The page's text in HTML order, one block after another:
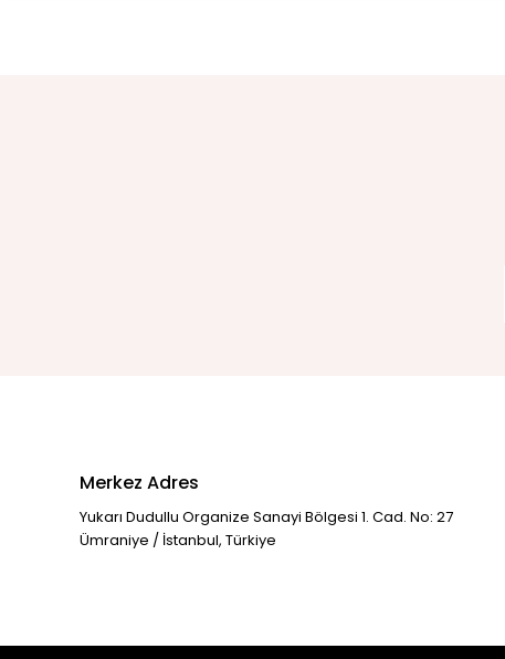
Merkez Adres
Yukarı Dudullu Organize Sanayi Bölgesi 1. Cad. No: 27
Ümraniye / İstanbul, Türkiye